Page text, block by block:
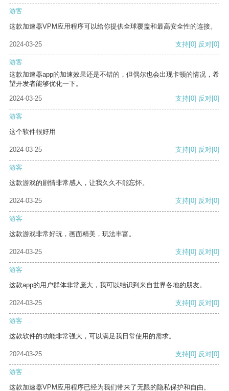
游客
这款加速器VPM应用程序可以给你提供全球覆盖和最高安全性的连接。
2024-03-25 支持[0] 反对[0]
游客
这款加速器app的加速效果还是不错的，但偶尔也会出现卡顿的情况，希
望开发者能够优化一下。
2024-03-25
支持[0] 反对[0]
游客
这个软件很好用
2024-03-25 支持[0] 反对[0]
游客
这款游戏的剧情非常感人，让我久久不能忘怀。
2024-03-25 支持[0] 反对[0]
游客
这款游戏非常好玩，画面精美，玩法丰富。
2024-03-25 支持[0] 反对[0]
游客
这款app的用户群体非常庞大，我可以结识到来自世界各地的朋友。
2024-03-25 支持[0] 反对[0]
游客
这款软件的功能非常强大，可以满足我日常使用的需求。
2024-03-25 支持[0] 反对[0]
游客
这款加速器VPM应用程序已经为我们带来了无限的隐私保护和自由。